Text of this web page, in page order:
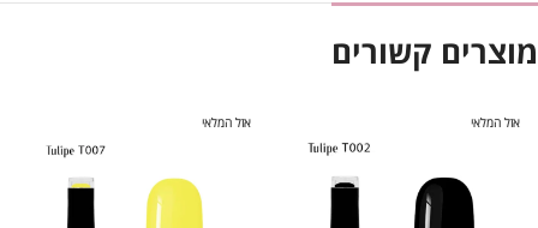
מוצרים קשורים
אזל המלאי אזל המלאי